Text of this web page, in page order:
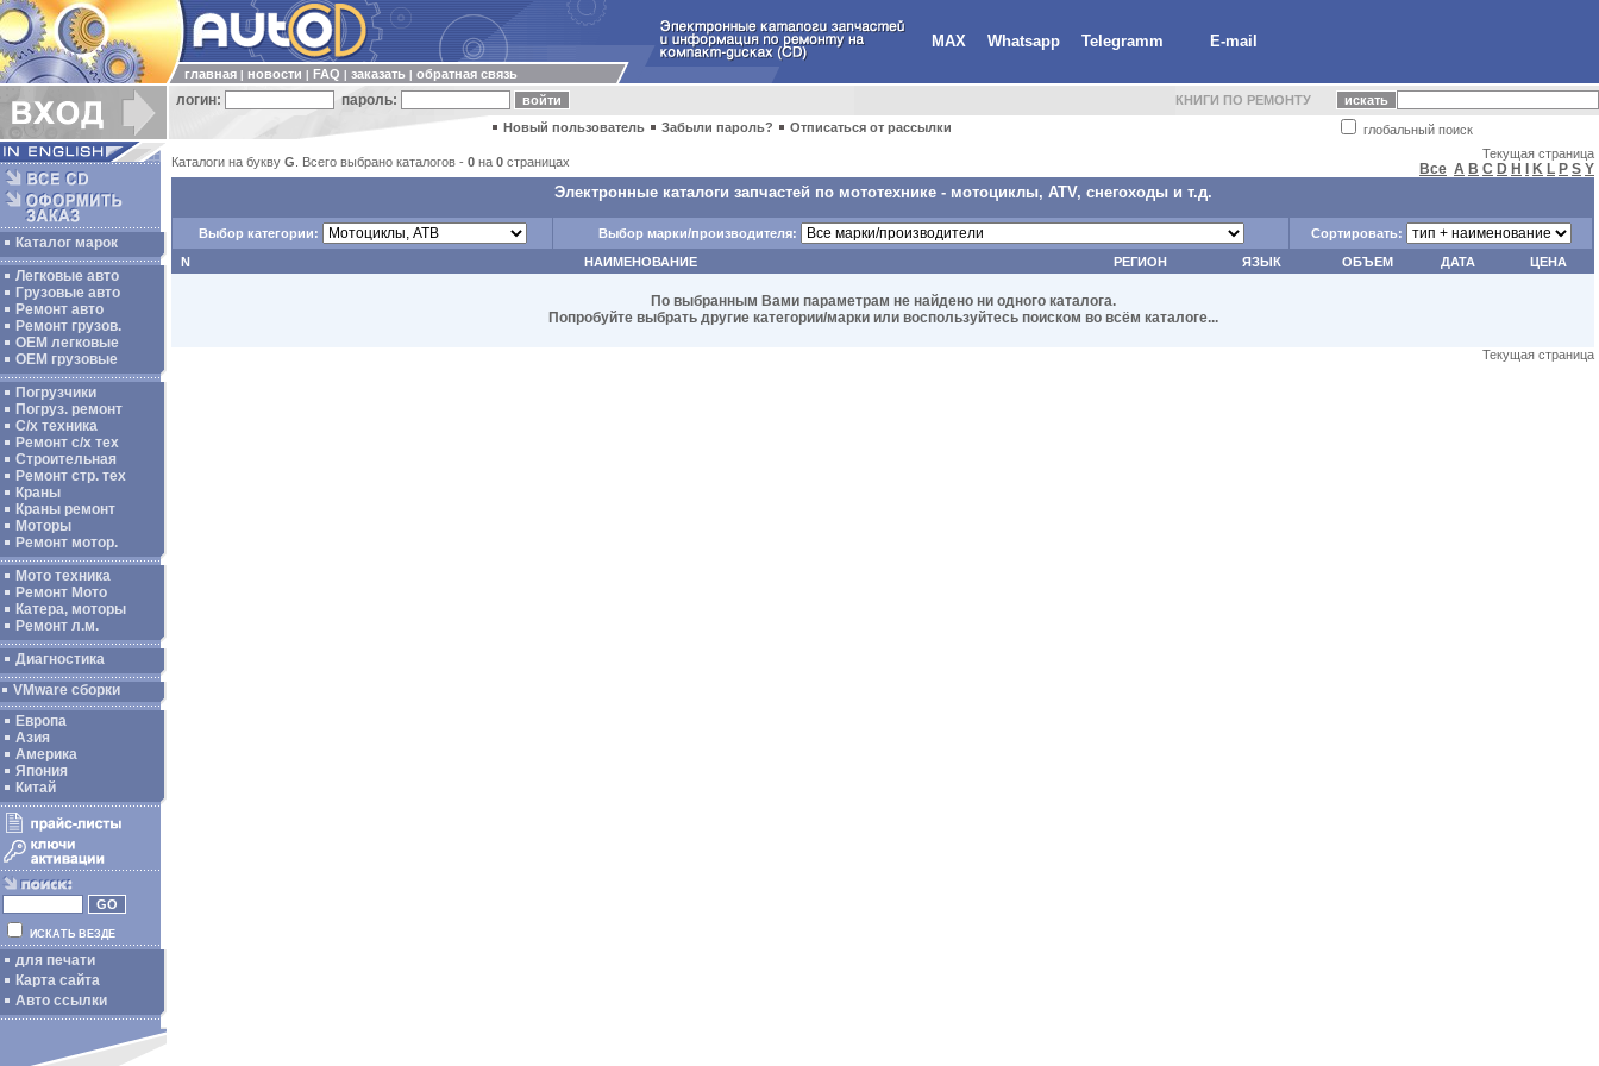
MAX Whatsapp Telegramm E-mail
главная новости FAQ заказать обратная связь
логин: пароль: КНИГИ ПО РЕМОНТУ
глобальный поиск
Новый пользователь Забыли пароль? Отписаться от рассылки
Каталог марок
Легковые авто
Грузовые авто
Ремонт авто
Ремонт грузов.
ОЕМ легковые
OEM грузовые
Погрузчики
Погруз. ремонт
С/х техника
Ремонт с/х тех
Строительная
Ремонт стр. тех
Краны
Краны ремонт
Моторы
Ремонт мотор.
Мото техника
Ремонт Мото
Катера, моторы
Ремонт л.м.
Диагностика
VMware сборки
Европа
Азия
Америка
Япония
Китай
ИСКАТЬ ВЕЗДЕ
для печати
Карта сайта
Авто ссылки
Каталоги на букву G . Всего выбрано каталогов - 0 на 0 страницах
Текущая страница
Все A B C D H K L P S Y
Электронные каталоги запчастей по мототехнике - мотоциклы, ATV, снегоходы и т.д.
Выбор категории: Выбор марки/производителя:
Сортировать:
N
НАИМЕНОВАНИЕ РЕГИОН ЯЗЫК ОБЪЕМ ДАТА ЦЕНА
По выбранным Вами параметрам не найдено ни одного каталога.
Попробуйте выбрать другие категории/марки или воспользуйтесь поиском во всём каталоге...
Текущая страница